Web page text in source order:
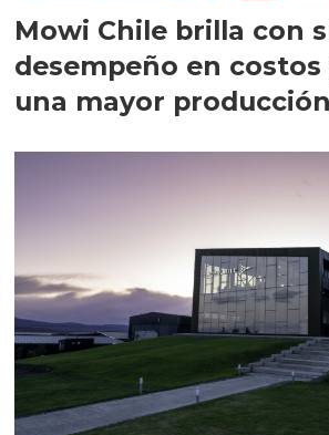
Mowi Chile brilla con
desempeño en
una mayor producción